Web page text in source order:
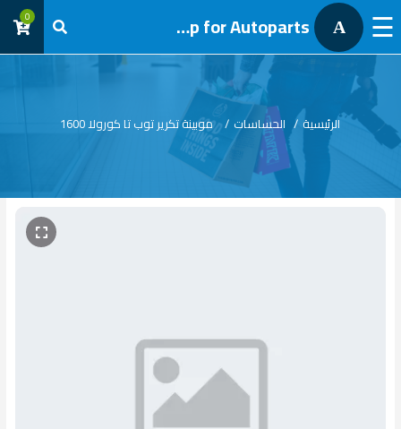
☰
A
AL Tawfik group for Autoparts
تسجيل
دخول
0
الرئيسية / الحساسات / موبينة تكرير توب تا كورولا 1600